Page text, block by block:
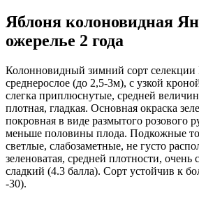
Яблоня колоновидная
ожерелье 2 года
Колонновидный зимний сорт
среднерослое (до 2,5-3м), с узкой
слегка приплюснутые, средней
плотная, гладкая. Основная окраска
покровная в виде размытого розового
меньше половины плода. Подкожные
светлые, слабозаметные, не густо
зеленоватая, средней плотности, очень
сладкий (4.3 балла). Сорт устойчив к
-30).